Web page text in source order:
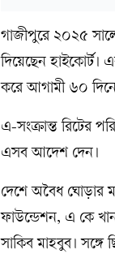
গাজীপুরে ২০২৫
দিয়েছেন হাইকোর্ট।
করে আগামী ৬০
এ-সংক্রান্ত রিটের
এসব আদেশ দেন।
দেশে অবৈধ ঘোড়ার
ফাউন্ডেশন, এ কে
সাকিব মাহবুব। সঙ্গে